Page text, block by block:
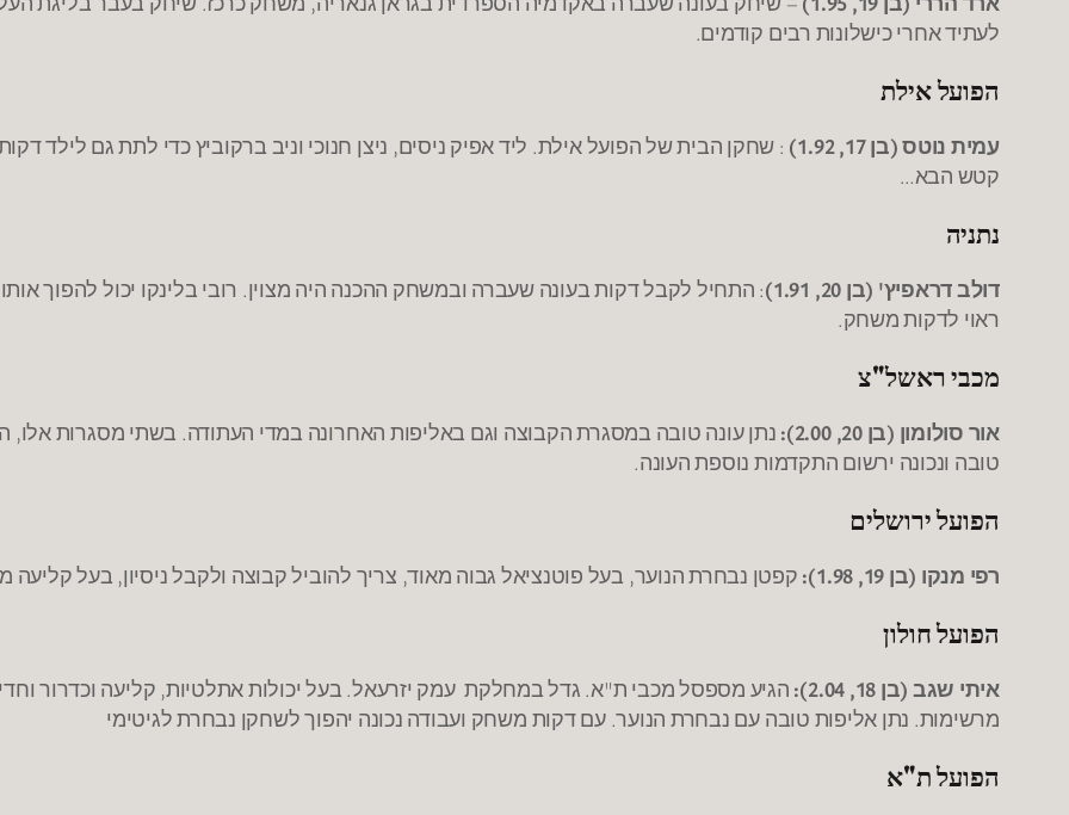
לעתיד אחרי כישלונות רבים קודמים.
הפועל אילת
עמית נוטס (בן 17, 1.92)
: שחקן הבית של הפועל אילת. ליד אפיק ניסים, ניצן חנוכי וניב ברקוביץ כדי לתת גם לילד
קטש הבא…
נתניה
דולב דראפיץ' (בן 20, 1.91)
: התחיל לקבל דקות בעונה שעברה ובמשחק ההכנה היה מצוין. רובי בלינקו יכול להפוך
ראוי לדקות משחק.
מכבי ראשל"צ
אור סולומון (בן 20, 2.00):
נתן עונה טובה במסגרת הקבוצה וגם באליפות האחרונה במדי העתודה. בשתי מסגרות אלו,
טובה ונכונה ירשום התקדמות נוספת העונה.
הפועל ירושלים
רפי מנקו (בן 19, 1.98): קפטן נבחרת הנוער, בעל פוטנציאל גבוה מאוד, צריך להוביל קבוצה ולקבל ניסיון, בעל קליעה
הפועל חולון
איתי שגב (בן 18, 2.04):
הגיע מספסל מכבי ת"א. גדל במחלקת עמק יזרעאל. בעל יכולות אתלטיות, קליעה וכדרור
מרשימות. נתן אליפות טובה עם נבחרת הנוער. עם דקות משחק ועבודה נכונה יהפוך לשחקן נבחרת לגיטימי
הפועל ת"א